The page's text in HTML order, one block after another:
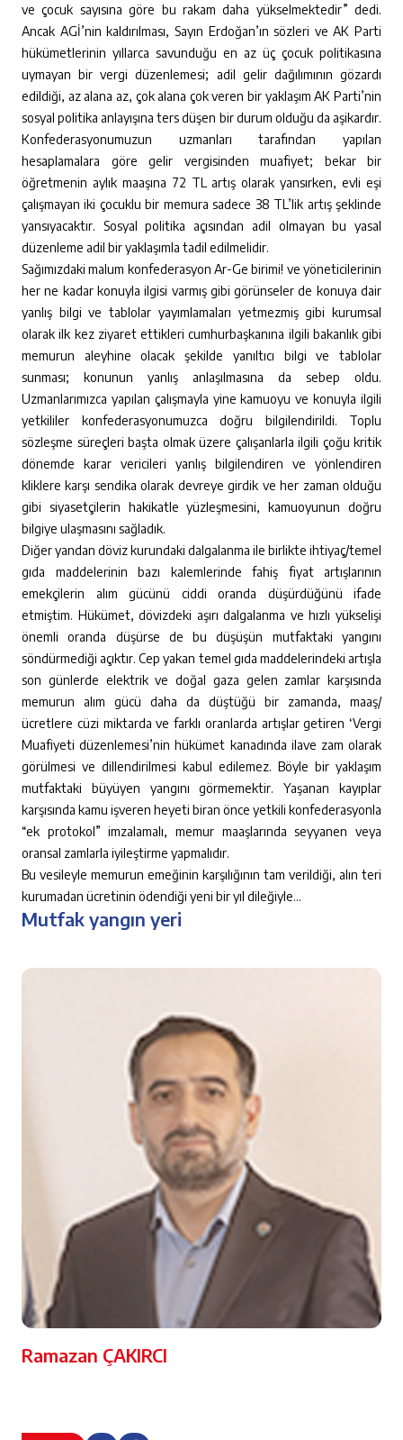
Mutfak yangın yeri
Ramazan ÇAKIRCI
ve çocuk sayısına göre bu rakam daha yükselmektedir” dedi.
Ancak AGİ’nin kaldırılması, Sayın Erdoğan’ın sözleri ve AK Parti
hükümetlerinin yıllarca savunduğu en az üç çocuk politikasına
uymayan bir vergi düzenlemesi; adil gelir dağılımının gözardı
edildiği, az alana az, çok alana çok veren bir yaklaşım AK Parti’nin
sosyal politika anlayışına ters düşen bir durum olduğu da aşikardır.
Konfederasyonumuzun uzmanları tarafından yapılan
hesaplamalara göre gelir vergisinden muafiyet; bekar bir
öğretmenin aylık maaşına 72 TL artış olarak yansırken, evli eşi
çalışmayan iki çocuklu bir memura sadece 38 TL’lik artış şeklinde
yansıyacaktır. Sosyal politika açısından adil olmayan bu yasal
düzenleme adil bir yaklaşımla tadil edilmelidir.
Sağımızdaki malum konfederasyon Ar-Ge birimi! ve yöneticilerinin
her ne kadar konuyla ilgisi varmış gibi görünseler de konuya dair
yanlış bilgi ve tablolar yayımlamaları yetmezmiş gibi kurumsal
olarak ilk kez ziyaret ettikleri cumhurbaşkanına ilgili bakanlık gibi
memurun aleyhine olacak şekilde yanıltıcı bilgi ve tablolar
sunması; konunun yanlış anlaşılmasına da sebep oldu.
Uzmanlarımızca yapılan çalışmayla yine kamuoyu ve konuyla ilgili
yetkililer konfederasyonumuzca doğru bilgilendirildi. Toplu
sözleşme süreçleri başta olmak üzere çalışanlarla ilgili çoğu kritik
dönemde karar vericileri yanlış bilgilendiren ve yönlendiren
kliklere karşı sendika olarak devreye girdik ve her zaman olduğu
gibi siyasetçilerin hakikatle yüzleşmesini, kamuoyunun doğru
bilgiye ulaşmasını sağladık.
Diğer yandan döviz kurundaki dalgalanma ile birlikte ihtiyaç/temel
gıda maddelerinin bazı kalemlerinde fahiş fiyat artışlarının
emekçilerin alım gücünü ciddi oranda düşürdüğünü ifade
etmiştim. Hükümet, dövizdeki aşırı dalgalanma ve hızlı yükselişi
önemli oranda düşürse de bu düşüşün mutfaktaki yangını
söndürmediği açıktır. Cep yakan temel gıda maddelerindeki artışla
son günlerde elektrik ve doğal gaza gelen zamlar karşısında
memurun alım gücü daha da düştüğü bir zamanda, maaş/
ücretlere cüzi miktarda ve farklı oranlarda artışlar getiren ‘Vergi
Muafiyeti düzenlemesi’nin hükümet kanadında ilave zam olarak
görülmesi ve dillendirilmesi kabul edilemez. Böyle bir yaklaşım
mutfaktaki büyüyen yangını görmemektir. Yaşanan kayıplar
karşısında kamu işveren heyeti biran önce yetkili konfederasyonla
“ek protokol” imzalamalı, memur maaşlarında seyyanen veya
oransal zamlarla iyileştirme yapmalıdır.
Bu vesileyle memurun emeğinin karşılığının tam verildiği, alın teri
kurumadan ücretinin ödendiği yeni bir yıl dileğiyle…